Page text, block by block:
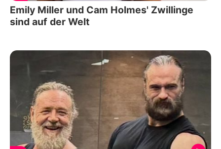
Emily Miller und Cam Holmes' Zwillinge
sind auf der Welt